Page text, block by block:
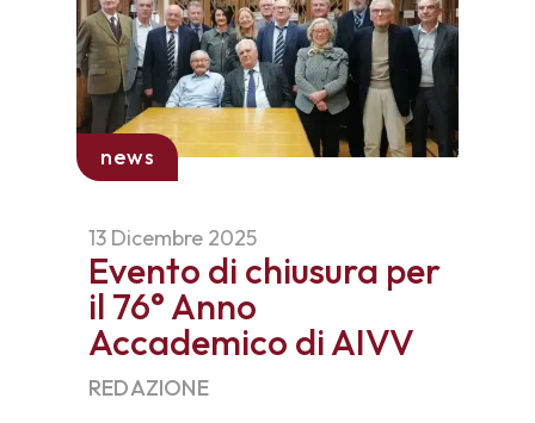
news
13 Dicembre 2025
Evento di chiusura per
il 76° Anno
Accademico di AIVV
REDAZIONE